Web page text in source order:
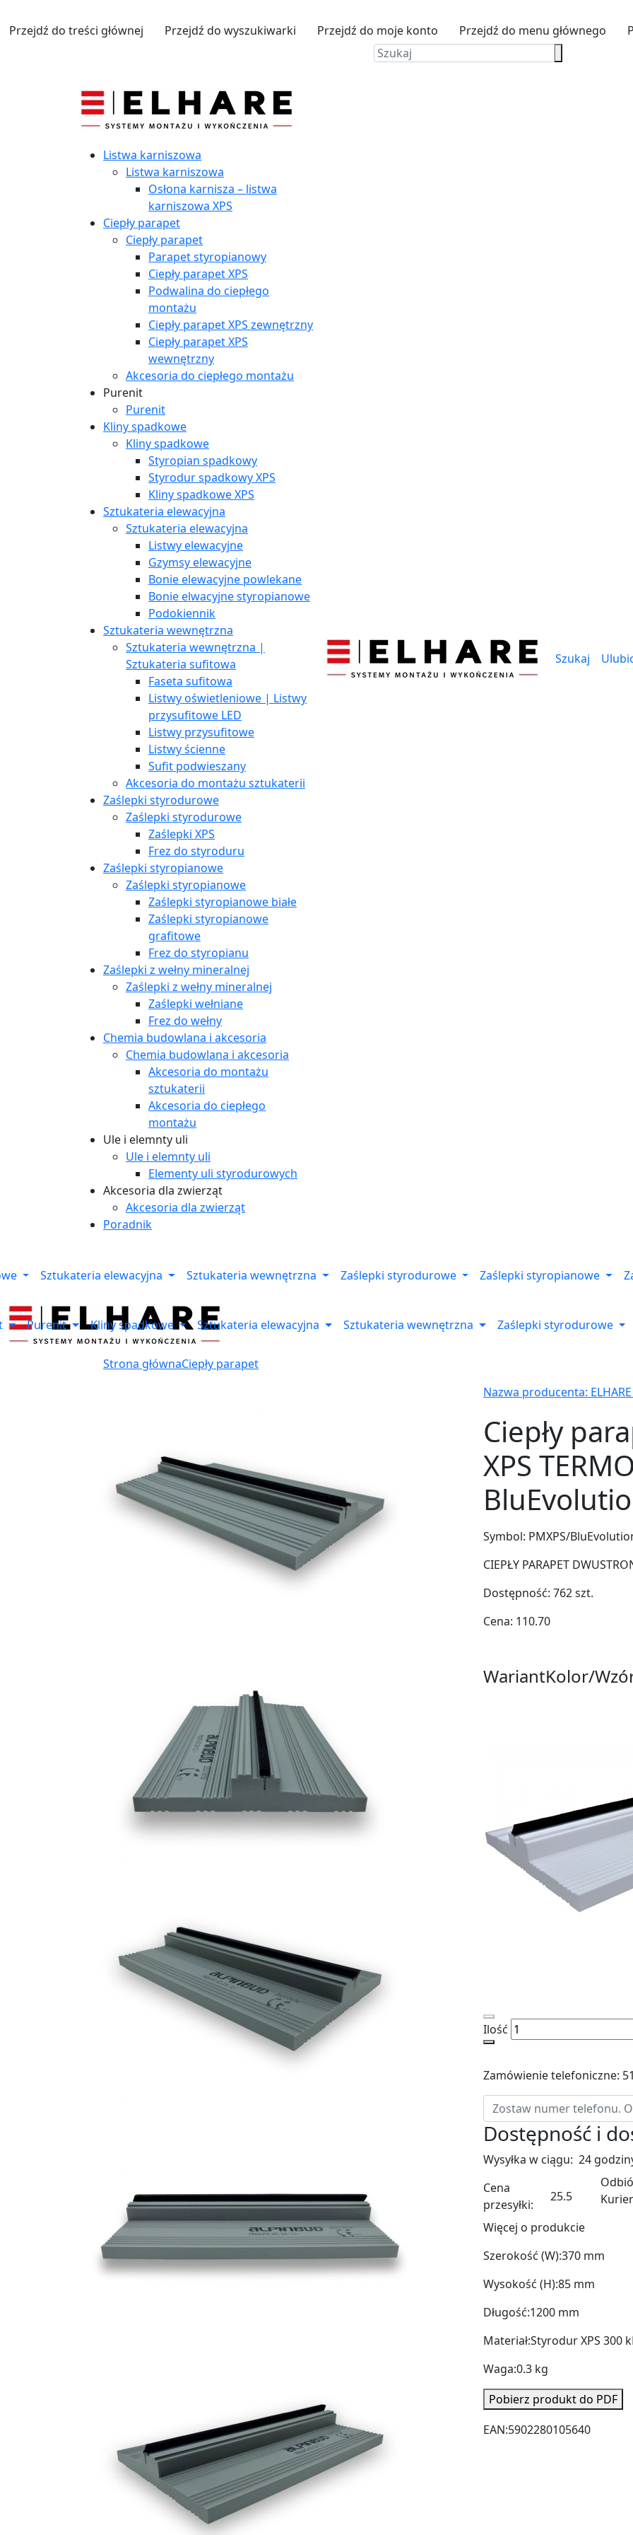
Przejdź do treści głównej Przejdź do wyszukiwarki Przejdź do moje konto Przejdź do menu głównego
Listwa karniszowa
Listwa karniszowa
Osłona karnisza – listwa
karniszowa XPS
Ciepły parapet
Ciepły parapet
Parapet styropianowy
Ciepły parapet XPS
Podwalina do ciepłego
montażu
Ciepły parapet XPS zewnętrzny
Ciepły parapet XPS
wewnętrzny
Akcesoria do ciepłego montażu
Purenit
Purenit
Kliny spadkowe
Kliny spadkowe
Styropian spadkowy
Styrodur spadkowy XPS
Kliny spadkowe XPS
Sztukateria elewacyjna
Sztukateria elewacyjna
Listwy elewacyjne
Gzymsy elewacyjne
Bonie elewacyjne powlekane
Bonie elwacyjne styropianowe
Podokiennik
Sztukateria wewnętrzna
Sztukateria wewnętrzna |
Sztukateria sufitowa
Faseta sufitowa
Listwy oświetleniowe | Listwy
przysufitowe LED
Listwy przysufitowe
Listwy ścienne
Sufit podwieszany
Akcesoria do montażu sztukaterii
Zaślepki styrodurowe
Zaślepki styrodurowe
Zaślepki XPS
Frez do styroduru
Zaślepki styropianowe
Zaślepki styropianowe
Zaślepki styropianowe białe
Zaślepki styropianowe
grafitowe
Frez do styropianu
Zaślepki z wełny mineralnej
Zaślepki z wełny mineralnej
Zaślepki wełniane
Frez do wełny
Chemia budowlana i akcesoria
Chemia budowlana i akcesoria
Akcesoria do montażu
sztukaterii
Akcesoria do ciepłego
montażu
Ule i elemnty uli
Ule i elemnty uli
Elementy uli styrodurowych
Akcesoria dla zwierząt
Akcesoria dla zwierząt
Poradnik
Szukaj
Sztukateria elewacyjna Sztukateria wewnętrzna Zaślepki styrodurowe Zaślepki styropianowe
Purenit Kliny spadkowe Sztukateria elewacyjna Sztukateria wewnętrzna Zaślepki styrodurowe
Strona głównaCiepły parapet
Nazwa producenta: ELHARE
Ciepły
XPS
Symbol: PMXPS/
CIEPŁY PARAPET
Dostępność: 762szt.
Cena: 110.70
WariantKolor/
Ilość
Zamówienie telefoniczne:
Dostępność i
Wysyłka w ciągu: 24
Cena
przesyłki:
25.5
Więcej o produkcie
Szerokość (W):370 mm
Wysokość (H):85 mm
Długość:1200 mm
Materiał:Styrodur XPS 300
Waga:0.3 kg
Pobierz produkt do PDF
EAN:5902280105640